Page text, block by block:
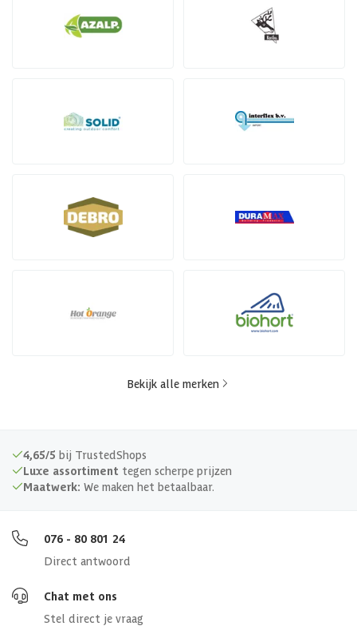
Bekijk alle merken
4,65/5 bij TrustedShops
Luxe assortiment tegen scherpe prijzen
Maatwerk: We maken het betaalbaar.
076 - 80 801 24
Direct antwoord
Chat met ons
Stel direct je vraag